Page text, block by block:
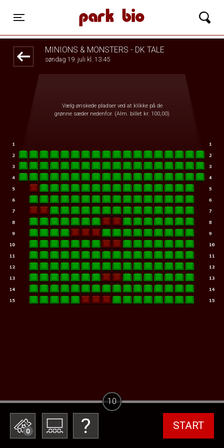
Toggle navigation
Park Bio
MINIONS & MONSTERS - DK TALE
søndag 19. juli kl. 13:45
Vælg ønskede pladser ved at klikke på de
grønne sæder nedenfor. (Alm. billet kr. 100,00)
0 START
10
1step-front02 064848